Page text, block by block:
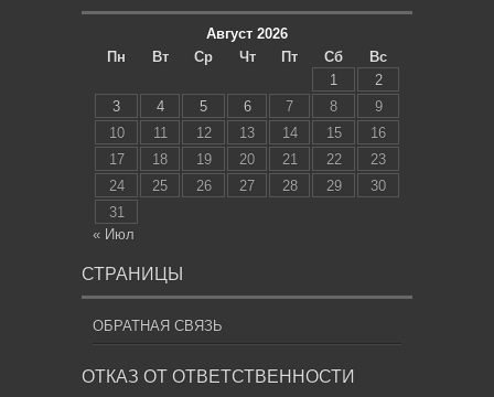
Август 2026
Пн
Вт Ср Чт Пт Сб
Вс
1
2
3
4 5 6 7 8
9
10
11 12 13 14 15
16
17
18 19 20 21 22
23
24
25 26 27 28 29
30
31
« Июл
СТРАНИЦЫ
ОБРАТНАЯ СВЯЗЬ
ОТКАЗ ОТ ОТВЕТСТВЕННОСТИ